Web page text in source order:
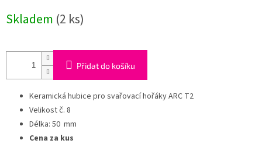
cena:
Skladem (2 ks)
Přidat do košíku
Keramická hubice pro svařovací hořáky ARC T2
Velikost č. 8
Délka: 50 mm
Cena za kus